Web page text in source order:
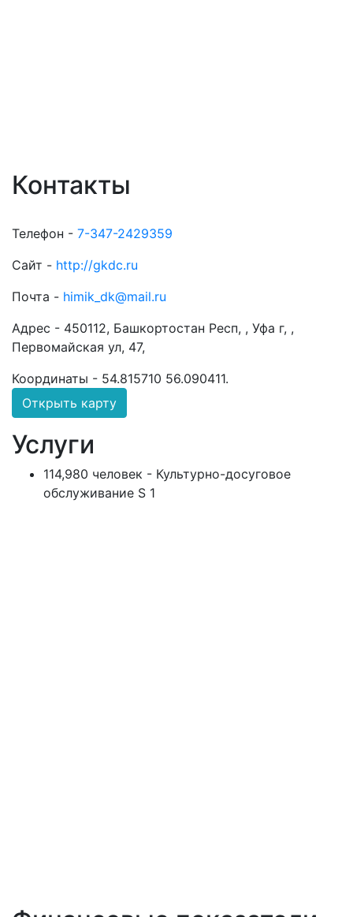
Контакты
Телефон - 7-347-2429359
Сайт - http://gkdc.ru
Почта - himik_dk@mail.ru
Адрес - 450112, Башкортостан Респ, , Уфа г, ,
Первомайская ул, 47,
Координаты - 54.815710 56.090411.
Открыть карту
Услуги
114,980 человек - Культурно-досуговое
обслуживание S 1